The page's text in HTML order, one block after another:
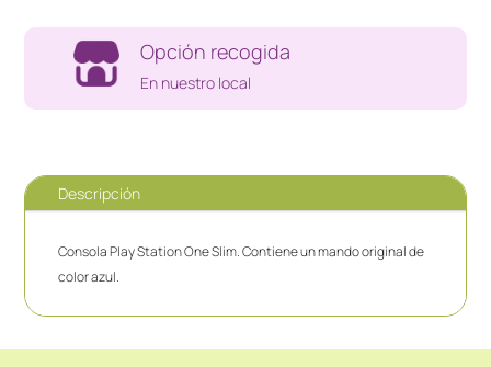
Opción recogida
En nuestro local
Descripción
Consola Play Station One Slim. Contiene un mando original de
color azul.